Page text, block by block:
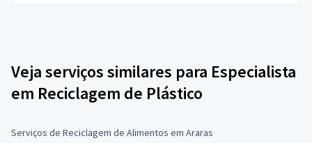
Veja serviços similares para Especialista
em Reciclagem de Plástico
Serviços de Reciclagem de Alimentos em Araras